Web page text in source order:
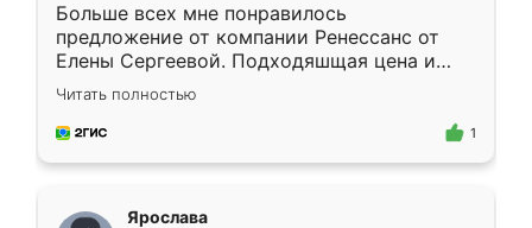
Больше всех мне понравилось
предложение от компании Ренессанс от
Елены Сергеевой. Подходяшщая цена и
короткие сроки изготовления. Приехавший
для замера сотрудник Владислав
предложил по моему эскизу самый
Читать полностью
1
Ярослава